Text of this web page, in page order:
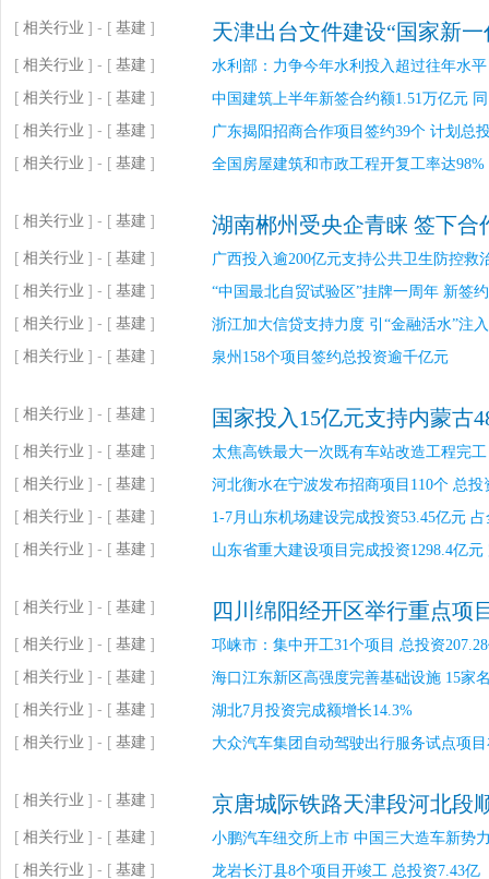
[ 相关行业 ] - [ 基建 ] 天津出台文件建设“国家新
[ 相关行业 ] - [ 基建 ] 水利部：力争今年水利投入超过往年水平
[ 相关行业 ] - [ 基建 ] 中国建筑上半年新签合约额1.51万亿元
[ 相关行业 ] - [ 基建 ] 广东揭阳招商合作项目签约39个 计划总
[ 相关行业 ] - [ 基建 ] 全国房屋建筑和市政工程开复工率达98%
[ 相关行业 ] - [ 基建 ] 湖南郴州受央企青睐 签下合
[ 相关行业 ] - [ 基建 ] 广西投入逾200亿元支持公共卫生防控救
[ 相关行业 ] - [ 基建 ] “中国最北自贸试验区”挂牌一周年 新签
[ 相关行业 ] - [ 基建 ] 浙江加大信贷支持力度 引“金融活水”注
[ 相关行业 ] - [ 基建 ] 泉州158个项目签约总投资逾千亿元
[ 相关行业 ] - [ 基建 ] 国家投入15亿元支持内蒙古
[ 相关行业 ] - [ 基建 ] 太焦高铁最大一次既有车站改造工程完工
[ 相关行业 ] - [ 基建 ] 河北衡水在宁波发布招商项目110个 总投
[ 相关行业 ] - [ 基建 ] 1-7月山东机场建设完成投资53.45亿元
[ 相关行业 ] - [ 基建 ] 山东省重大建设项目完成投资1298.4亿
[ 相关行业 ] - [ 基建 ] 四川绵阳经开区举行重点项
[ 相关行业 ] - [ 基建 ] 邛崃市：集中开工31个项目 总投资
[ 相关行业 ] - [ 基建 ] 海口江东新区高强度完善基础设施 15家
[ 相关行业 ] - [ 基建 ] 湖北7月投资完成额增长14.3%
[ 相关行业 ] - [ 基建 ] 大众汽车集团自动驾驶出行服务试点项
[ 相关行业 ] - [ 基建 ] 京唐城际铁路天津段河北段
[ 相关行业 ] - [ 基建 ] 小鹏汽车纽交所上市 中国三大造车新势
[ 相关行业 ] - [ 基建 ] 龙岩长汀县8个项目开竣工 总投资7.43亿